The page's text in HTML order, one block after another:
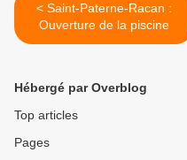
< Saint-Paterne-Racan :
Ouverture de la piscine
Hébergé par Overblog
Top articles
Pages